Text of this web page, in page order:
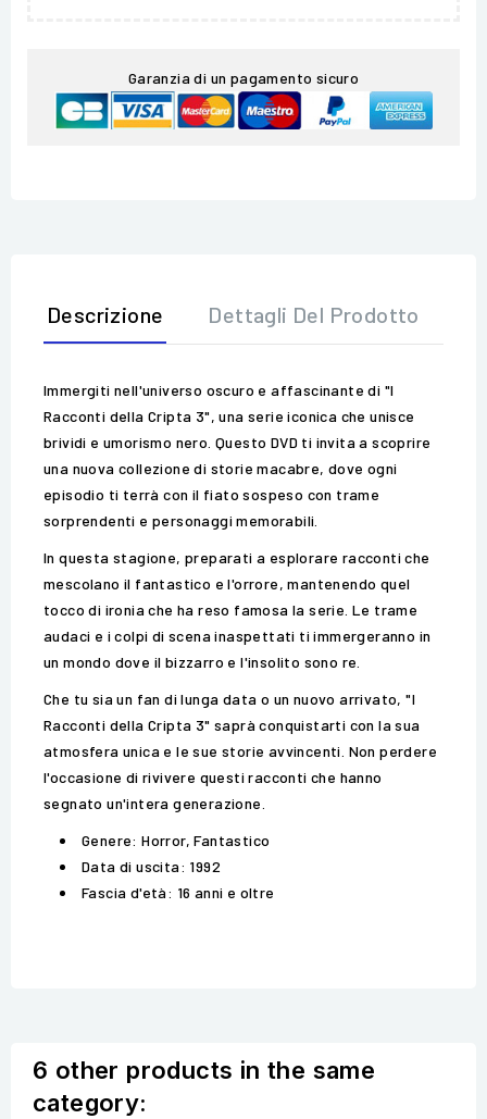
Garanzia di un pagamento sicuro
Descrizione Dettagli Del Prodotto
Immergiti nell'universo oscuro e affascinante di "I
Racconti della Cripta 3", una serie iconica che unisce
brividi e umorismo nero. Questo DVD ti invita a scoprire
una nuova collezione di storie macabre, dove ogni
episodio ti terrà con il fiato sospeso con trame
sorprendenti e personaggi memorabili.
In questa stagione, preparati a esplorare racconti che
mescolano il fantastico e l'orrore, mantenendo quel
tocco di ironia che ha reso famosa la serie. Le trame
audaci e i colpi di scena inaspettati ti immergeranno in
un mondo dove il bizzarro e l'insolito sono re.
Che tu sia un fan di lunga data o un nuovo arrivato, "I
Racconti della Cripta 3" saprà conquistarti con la sua
atmosfera unica e le sue storie avvincenti. Non perdere
l'occasione di rivivere questi racconti che hanno
segnato un'intera generazione.
Genere: Horror, Fantastico
Data di uscita: 1992
Fascia d'età: 16 anni e oltre
6 other products in the same
category: